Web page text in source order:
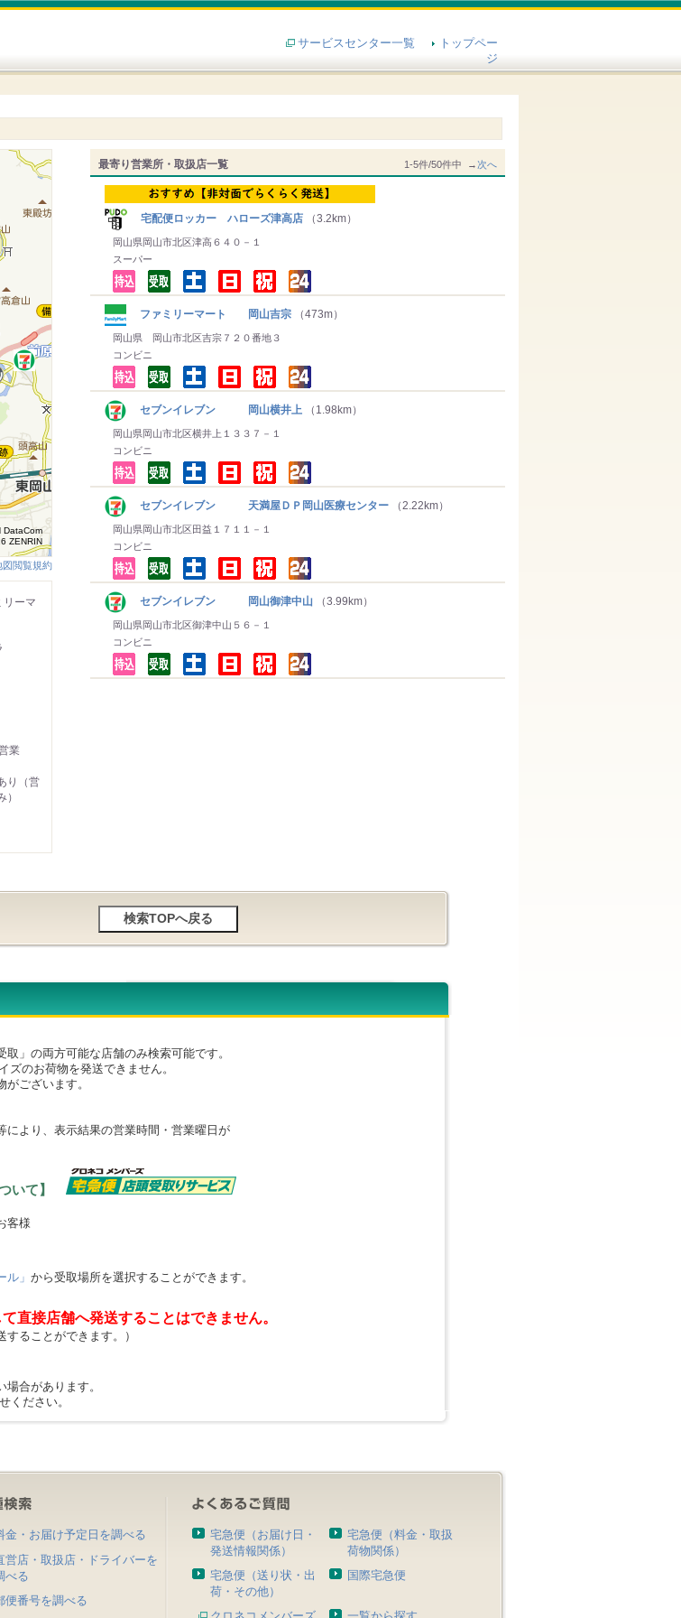
サービスセンター一覧
トップペー
ジ
最寄り営業所・取扱店一覧 1-5件/50件中 →次へ
宅配便ロッカー ハローズ津高店 （3.2km）
岡山県岡山市北区津高６４０－１
スーパー
ファミリーマート 岡山吉宗 （473m）
岡山県 岡山市北区吉宗７２０番地３
コンビニ
セブンイレブン 岡山横井上 （1.98km）
岡山県岡山市北区横井上１３３７－１
コンビニ
セブンイレブン 天満屋ＤＰ岡山医療センター （2.22km）
岡山県岡山市北区田益１７１１－１
コンビニ
セブンイレブン 岡山御津中山 （3.99km）
岡山県岡山市北区御津中山５６－１
コンビニ
DataCom
ZENRIN
図閲覧規約
リーマ
業
り（営
）
」の両方可能な店舗のみ検索可能です。
のお荷物を発送できません。
ございます。
より、表示結果の営業時間・営業曜日が
ついて】
客様
ル」 から受取場所を選択することができます。
直接店舗へ発送することはできません。
することができます。）
合があります。
ください。
金・お届け予定日を調べる
営店・取扱店・ドライバーを
べる
便番号を調べる
宅急便（お届け日・
発送情報関係）
宅急便（料金・取扱
荷物関係）
宅急便（送り状・出
荷・その他）
国際宅急便